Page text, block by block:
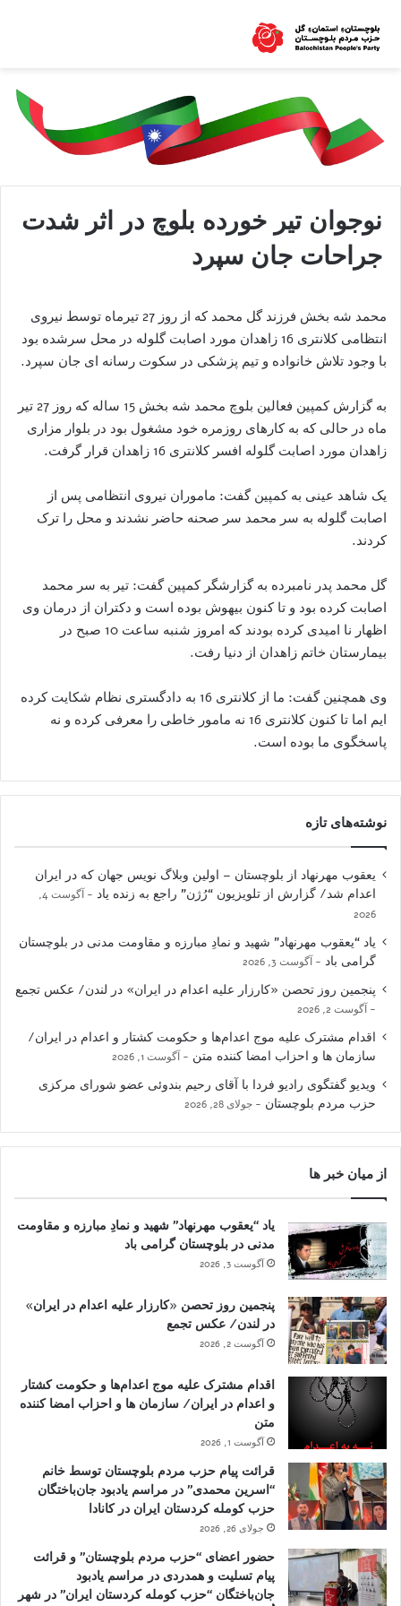
نوجوان تیر خورده بلوچ در اثر شدت
جراحات جان سپرد
محمد شه بخش فرزند گل محمد که از روز 27 تیرماه توسط نیروی
انتظامی کلانتری 16 زاهدان مورد اصابت گلوله در محل سرشده بود
با وجود تلاش خانواده و تیم پزشکی در سکوت رسانه ای جان سپرد.
به گزارش کمپین فعالین بلوچ محمد شه بخش 15 ساله که روز 27 تیر
ماه در حالی که به کارهای روزمره خود مشغول بود در بلوار مزاری
زاهدان مورد اصابت گلوله افسر کلانتری 16 زاهدان قرار گرفت.
یک شاهد عینی به کمپین گفت: ماموران نیروی انتظامی پس از
اصابت گلوله به سر محمد سر صحنه حاضر نشدند و محل را ترک
کردند.
گل محمد پدر نامبرده به گزارشگر کمپین گفت: تیر به سر محمد
اصابت کرده بود و تا کنون بیهوش بوده است و دکتران از درمان وی
اظهار نا امیدی کرده بودند که امروز شنبه ساعت 10 صبح در
بیمارستان خاتم زاهدان از دنیا رفت.
وی همچنین گفت: ما از کلانتری 16 به دادگستری نظام شکایت کرده
ایم اما تا کنون کلانتری 16 نه مامور خاطی را معرفی کرده و نه
پاسخگوی ما بوده است.
نوشته‌های تازه
یعقوب مهرنهاد از بلوچستان – اولین وبلاگ نویس جهان که در ایران
اعدام شد/ گزارش از تلویزیون “رُژن” راجع به زنده یاد
آگوست 4,
2026
یاد “یعقوب مهرنهاد” شهید و نمادِ مبارزه و مقاومت مدنی در بلوچستان
گرامی باد
آگوست 3, 2026
پنجمین روز تحصن «کارزار علیه اعدام در ایران» در لندن/ عکس تجمع
آگوست 2, 2026
اقدام مشترک علیه موج اعدام‌ها و حکومت کشتار و اعدام در ایران/
سازمان ها و احزاب امضا کننده متن
آگوست 1, 2026
ویدیو گفتگوی رادیو فردا با آقای رحیم بندوئی عضو شورای مرکزی
حزب مردم بلوچستان
جولای 28, 2026
از میان خبر ها
یاد “یعقوب مهرنهاد” شهید و نمادِ مبارزه و مقاومت
مدنی در بلوچستان گرامی باد
آگوست 3, 2026
پنجمین روز تحصن «کارزار علیه اعدام در ایران»
در لندن/ عکس تجمع
آگوست 2, 2026
اقدام مشترک علیه موج اعدام‌ها و حکومت کشتار
و اعدام در ایران/ سازمان ها و احزاب امضا کننده
متن
آگوست 1, 2026
قرائت پیام حزب مردم بلوچستان توسط خانم
“اسرین محمدی” در مراسم یادبود جان‌باختگان
حزب کومله کردستان ایران در کانادا
جولای 26, 2026
حضور اعضای “حزب مردم بلوچستان” و قرائت
پیام تسلیت و همدردی در مراسم یادبود
جان‌باختگان “حزب کومله کردستان ایران” در شهر